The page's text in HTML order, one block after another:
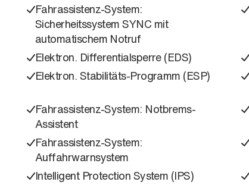
Fahrassistenz-System:
Sicherheitssystem SYNC mit
automatischem Notruf
Elektron. Differentialsperre (EDS)
Elektron. Stabilitäts-Programm (ESP)
Fahrassistenz-System: Notbrems-
Assistent
Fahrassistenz-System:
Auffahrwarnsystem
Intelligent Protection System (IPS)